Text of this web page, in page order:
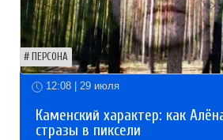
ПЕРСОНА
12:08 | 29 июля
Каменский характер: как
стразы в пиксели